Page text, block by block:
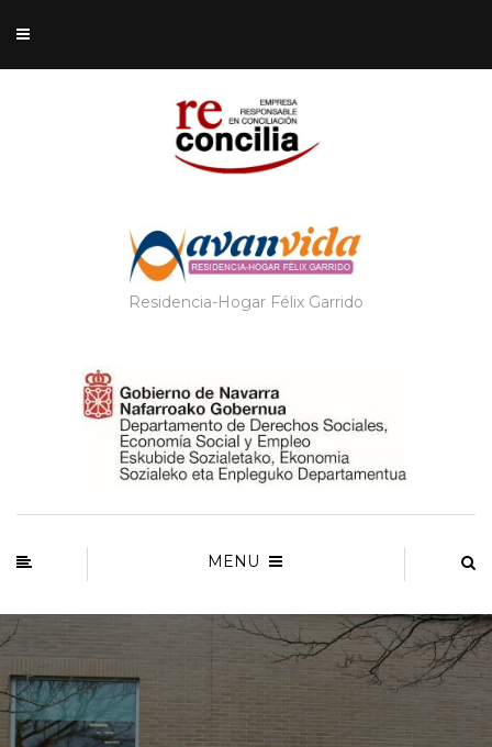
Residencia-Hogar Félix Garrido
MENU